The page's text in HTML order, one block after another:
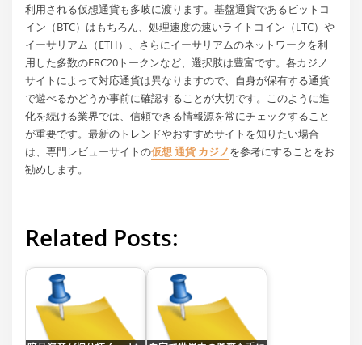
利用される仮想通貨も多岐に渡ります。基盤通貨であるビットコ
イン（BTC）はもちろん、処理速度の速いライトコイン（LTC）や
イーサリアム（ETH）、さらにイーサリアムのネットワークを利
用した多数のERC20トークンなど、選択肢は豊富です。各カジノ
サイトによって対応通貨は異なりますので、自身が保有する通貨
で遊べるかどうか事前に確認することが大切です。このように進
化を続ける業界では、信頼できる情報源を常にチェックすること
が重要です。最新のトレンドやおすすめサイトを知りたい場合
は、専門レビューサイトの仮想 通貨 カジノを参考にすることをお
勧めします。
Related Posts: